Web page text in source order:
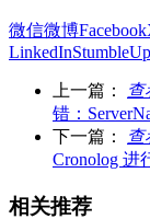
微信微博Facebook
LinkedIn
上一篇： 查
错：
下一篇：
查
Cronolog 进
相关推荐